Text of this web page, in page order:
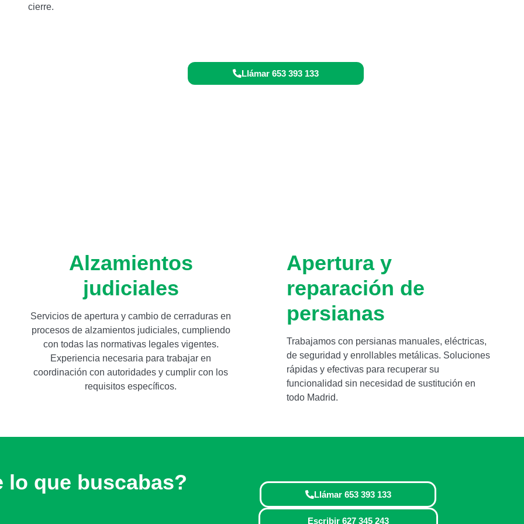
cierre.
Llámar 653 393 133
Alzamientos
judiciales
Servicios de apertura y cambio de cerraduras en
procesos de alzamientos judiciales, cumpliendo
con todas las normativas legales vigentes.
Experiencia necesaria para trabajar en
coordinación con autoridades y cumplir con los
requisitos específicos.
Apertura y
reparación de
persianas
Trabajamos con persianas manuales, eléctricas,
de seguridad y enrollables metálicas. Soluciones
rápidas y efectivas para recuperar su
funcionalidad sin necesidad de sustitución en
todo Madrid.
lo que buscabas?
Llámar 653 393 133
Escribir 627 345 243